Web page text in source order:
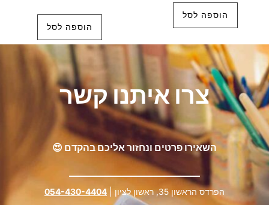
הוספה לסל
הוספה לסל
צרו איתנו קשר
השאירו פרטים ונחזור אליכם בהקדם 😍
הפרדס הראשון 35, ראשון לציון |
054-430-4404